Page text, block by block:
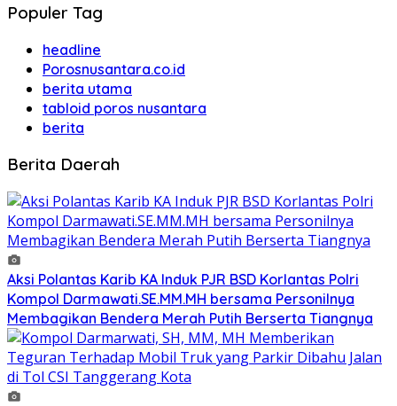
Populer Tag
headline
Porosnusantara.co.id
berita utama
tabloid poros nusantara
berita
Berita Daerah
Aksi Polantas Karib KA Induk PJR BSD Korlantas Polri
Kompol Darmawati.SE.MM.MH bersama Personilnya
Membagikan Bendera Merah Putih Berserta Tiangnya